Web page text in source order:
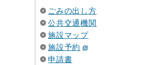
ごみの出し方
公共交通機関
施設マップ
施設予約
申請書